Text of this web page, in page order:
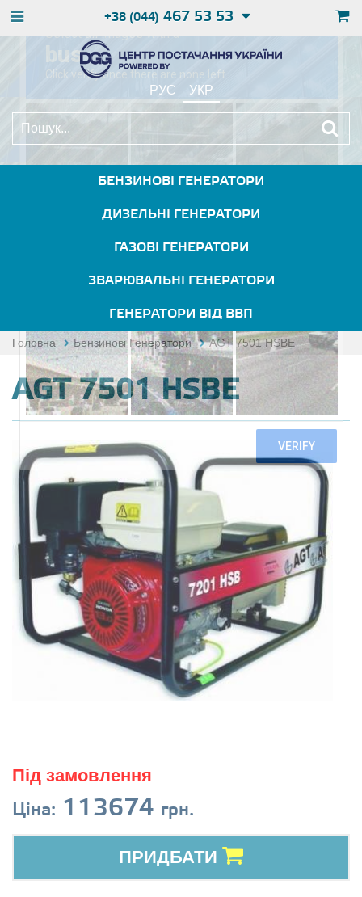
+38 (044) 467 53 53
РУС УКР
БЕНЗИНОВІ ГЕНЕРАТОРИ
ДИЗЕЛЬНІ ГЕНЕРАТОРИ
ГАЗОВІ ГЕНЕРАТОРИ
ЗВАРЮВАЛЬНІ ГЕНЕРАТОРИ
ГЕНЕРАТОРИ ВІД ВВП
Головна Бензинові Генератори AGT 7501 HSBE
AGT 7501 HSBE
Під замовлення
Ціна: 113674 грн.
ПРИДБАТИ